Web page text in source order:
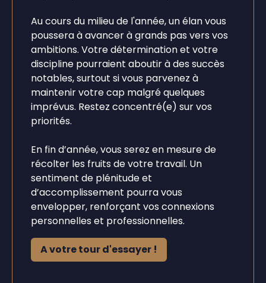
Au cours du milieu de l'année, un élan vous
poussera à avancer à grands pas vers vos
ambitions. Votre détermination et votre
discipline pourraient aboutir à des succès
notables, surtout si vous parvenez à
maintenir votre cap malgré quelques
imprévus. Restez concentré(e) sur vos
priorités.
En fin d’année, vous serez en mesure de
récolter les fruits de votre travail. Un
sentiment de plénitude et
d’accomplissement pourra vous
envelopper, renforçant vos connexions
personnelles et professionnelles.
A votre tour d'essayer !